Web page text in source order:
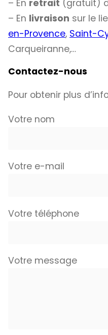
– En retrait (gratuit)
– En livraison sur le
en-Provence, Saint-
Carqueiranne,…
Contactez-nous
Pour obtenir plus
Votre nom
Votre e-mail
Votre téléphone
Votre message